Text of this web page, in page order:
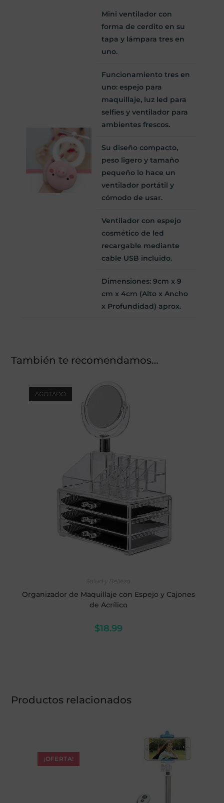
Mini ventilador con
forma de cerdito en su
tapa y lámpara tres en
uno.
Funcionamiento tres en
uno: espejo para
maquillaje, luz led para
selfies y ventilador para
ambientes frescos.
Su diseño compacto,
peso ligero y tamaño
pequeño lo hace un
ventilador portátil y
cómodo de usar.
Ventilador con espejo
cosmético de led
recargable mediante
cable USB incluido.
Dimensiones: 9cm x 9
cm x 4cm (Alto x Ancho
x Profundidad) aprox.
También te recomendamos…
AGOTADO
Salud y Belleza
Organizador de Maquillaje con Espejo y Cajones
de Acrílico
$18.99
Productos relacionados
¡OFERTA!